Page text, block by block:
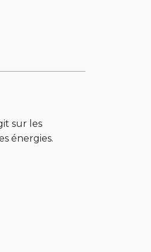
sur les
énergies.